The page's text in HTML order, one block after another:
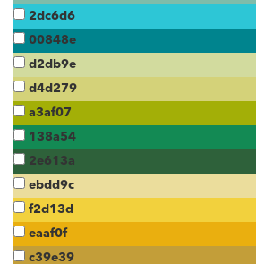
2dc6d6
00848e
d2db9e
d4d279
a3af07
138a54
2e613a
ebdd9c
f2d13d
eaaf0f
c39e39